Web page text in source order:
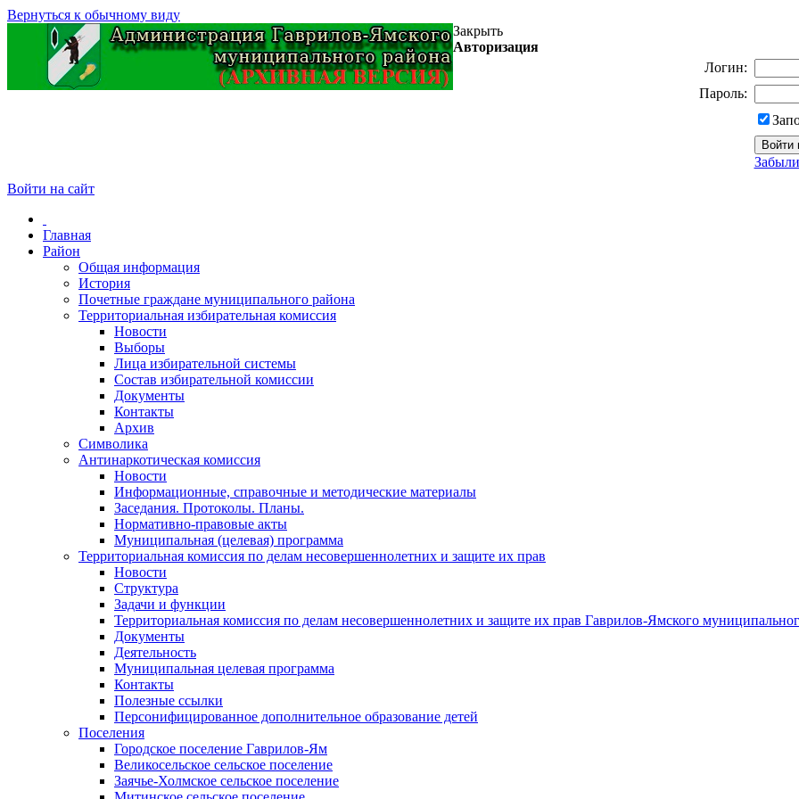
Вернуться к обычному виду
Закрыть
Авторизация
Логин:
Пароль:
Войти на сайт
Главная
Район
Общая информация
История
Почетные граждане муниципального района
Территориальная избирательная комиссия
Новости
Выборы
Лица избирательной системы
Состав избирательной комиссии
Документы
Контакты
Архив
Символика
Антинаркотическая комиссия
Новости
Информационные, справочные и методические материалы
Заседания. Протоколы. Планы.
Нормативно-правовые акты
Муниципальная (целевая) программа
Территориальная комиссия по делам несовершеннолетних и защите их прав
Новости
Структура
Задачи и функции
Территориальная комиссия по делам несовершеннолетних и защите их прав Гаврилов-Ямского
Документы
Деятельность
Муниципальная целевая программа
Контакты
Полезные ссылки
Персонифицированное дополнительное образование детей
Поселения
Городское поселение Гаврилов-Ям
Великосельское сельское поселение
Заячье-Холмское сельское поселение